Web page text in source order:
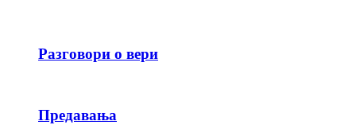
Разговори о вери
Предавања